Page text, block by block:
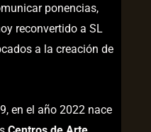
ponencias,
reconvertido a SL
a la creación de
en el año 2022 nace